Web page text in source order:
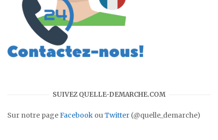
SUIVEZ QUELLE-DEMARCHE.COM
Sur notre pageFacebook ouTwitter (@quelle_demarche)